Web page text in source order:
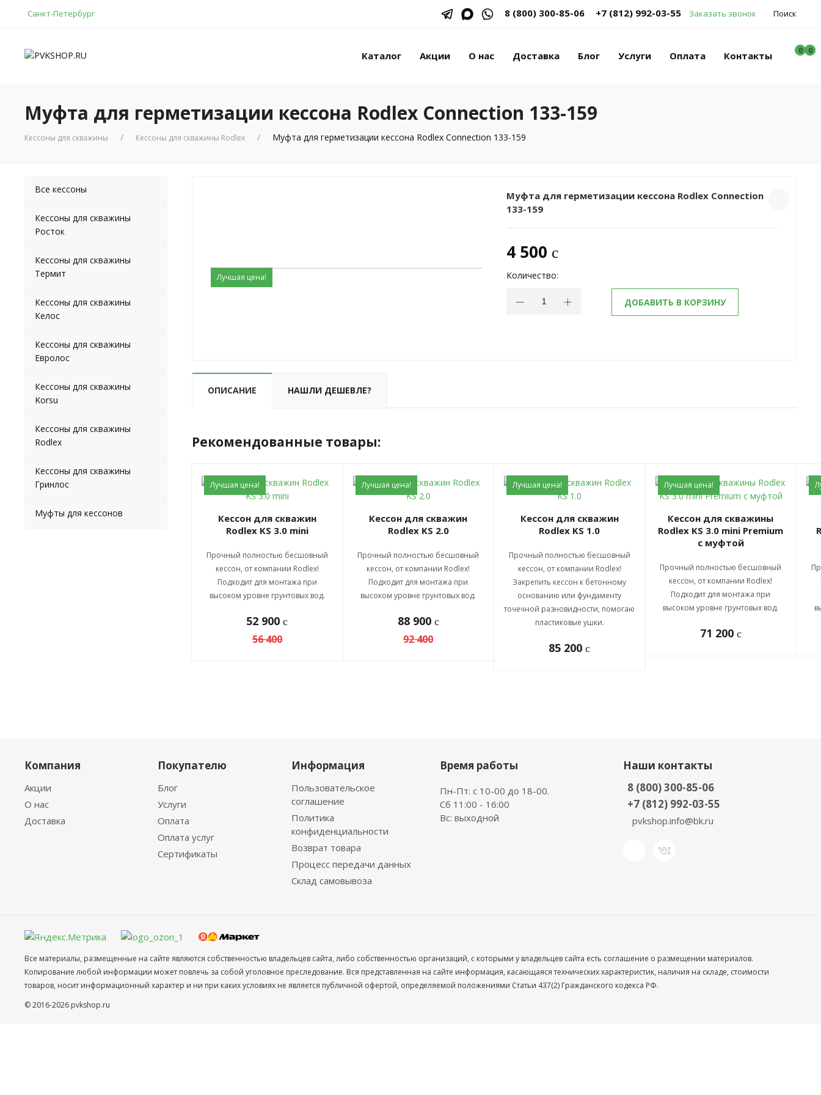
Санкт-Петербург 8 (800) 300-85-06 +7 (812) 992-03-55 Заказать звонок Поиск
Каталог Акции О нас Доставка Блог Услуги Оплата Контакты 0 0
0
Муфта для герметизации кессона Rodlex Connection 133-159
Кессоны для скважины Кессоны для скважины Rodlex Муфта для герметизации кессона Rodlex Connection 133-159
Все кессоны
Кессоны для скважины
Росток
Кессоны для скважины
Термит
Кессоны для скважины
Келос
Кессоны для скважины
Евролос
Кессоны для скважины
Korsu
Кессоны для скважины
Rodlex
Кессоны для скважины
Гринлос
Муфты для кессонов
Лучшая цена!
Муфта для герметизации кессона Rodlex Connection
133-159
4 500 c
Количество:
ДОБАВИТЬ В КОРЗИНУ
ОПИСАНИЕ НАШЛИ ДЕШЕВЛЕ?
Рекомендованные товары:
Лучшая цена!
Кессон для скважин
Rodlex KS 3.0 mini
Прочный полностью бесшовный
кессон, от компании Rodlex!
Подходит для монтажа при
высоком уровне грунтовых вод.
52 900c
56 400
Лучшая цена!
Кессон для скважин
Rodlex KS 2.0
Прочный полностью бесшовный
кессон, от компании Rodlex!
Подходит для монтажа при
высоком уровне грунтовых вод.
88 900 c
92 400
Лучшая цена!
Кессон для скважин
Rodlex KS 1.0
Прочный полностью бесшовный
кессон, от компании Rodlex!
Закрепить кессон к бетонному
основанию или фундаменту
точечной разновидности, помогаю
пластиковые ушки.
85 200c
Лучшая цена!
Кессон для скважины
Rodlex KS 3.0 mini Premium
с муфтой
Прочный полностью бесшовный
кессон, от компании Rodlex!
Подходит для монтажа при
высоком уровне грунтовых вод.
71 200 c
Компания
Акции
О нас
Доставка
Покупателю
Блог
Услуги
Оплата
Оплата услуг
Сертификаты
Информация
Пользовательское
соглашение
Политика
конфиденциальности
Возврат товара
Процесс передачи данных
Склад самовывоза
Время работы
Пн-Пт: с 10-00 до 18-00.
Сб 11:00 - 16:00
Вс: выходной
Наши контакты
8 (800) 300-85-06
+7 (812) 992-03-55
pvkshop.info@bk.ru
Все материалы, размещенные на сайте являются собственностью владельцев сайта, либо собственностью организаций, с которыми у владельцев сайта есть соглашение о размещении материалов.
Копирование любой информации может повлечь за собой уголовное преследование. Вся представленная на сайте информация, касающаяся технических характеристик, наличия на складе, стоимости
товаров, носит информационный характер и ни при каких условиях не является публичной офертой, определяемой положениями Статьи 437(2) Гражданского кодекса РФ.
© 2016-2026 pvkshop.ru